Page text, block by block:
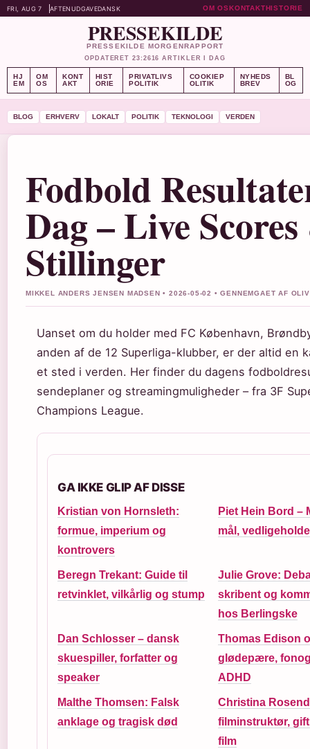
FRI, AUG 7 AFTENUDGAVEDANSK OM OSKONTAKTHISTORIE
PRESSEKILDE
PRESSEKILDE MORGENRAPPORT
OPDATERET 23:2616 ARTIKLER I DAG
HJ
EM
OM
OS
KONT
AKT
HIST
ORIE
PRIVATLIVS
POLITIK
COOKIEP
OLITIK
NYHEDS
BREV
BL
OG
BLOG ERHVERV LOKALT POLITIK TEKNOLOGI VERDEN
Fodbold
Dag – Live
Stillinger
MIKKEL ANDERS JENSEN MADSEN • 2026-05-02 • GENNEMGAET AF
Uanset om du holder med FC København,
anden af de 12 Superliga-klubber, er der altid en
et sted i verden. Her finder du dagens
sendeplaner og streamingmuligheder – fra 3F
Champions League.
GA IKKE GLIP AF DISSE
Kristian von Hornsleth:
formue, imperium og
kontrovers
Piet Hein Bord –
mål,
Beregn Trekant: Guide til
retvinklet, vilkårlig og stump
Julie Grove:
skribent og
hos Berlingske
Dan Schlosser – dansk
skuespiller, forfatter og
speaker
Thomas Edison
glødepære,
ADHD
Malthe Thomsen: Falsk
anklage og tragisk død
Christina
filminstruktør,
film